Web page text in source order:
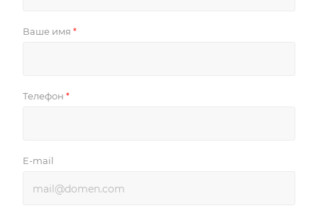
Ваше имя *
Телефон *
E-mail